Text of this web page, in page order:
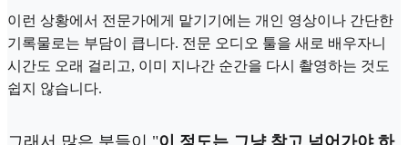
이런 상황에서 전문가에게 맡기기에는 개인 영상이나 간단한
기록물로는 부담이 큽니다. 전문 오디오 툴을 새로 배우자니
시간도 오래 걸리고, 이미 지나간 순간을 다시 촬영하는 것도
쉽지 않습니다.
그래서 많은 분들이 "이 정도는 그냥 참고 넘어가야 하